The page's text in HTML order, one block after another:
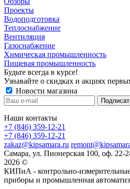
Проекты
Водоподготовка
Теплоснабжение
Вентиляция
Газоснабжение
Химическая промышленность
Пищевая промышленность
Будьте всегда в курсе!
Узнавайте о скидках и акциях
Новости магазина
Наши контакты
+7 (846) 359-12-21
+7 (846) 359-12-21
zakaz@kipsamara.ru
Самара, ул. Пионерская 100, оф. 22-
2026 ©
КИПиА - контрольно-
приборы и промышленная